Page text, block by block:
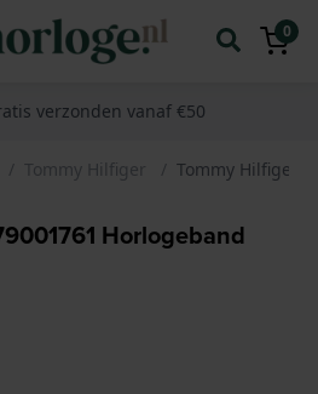
0
verzonden vanaf €50
Tommy Hilfiger Tommy Hilfiger
Horlogeband